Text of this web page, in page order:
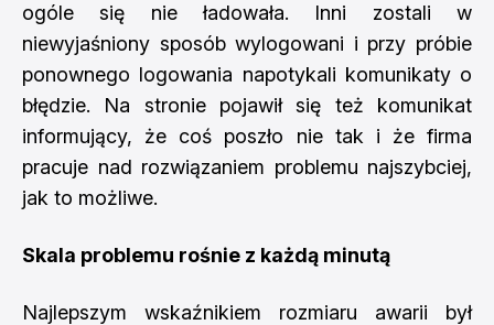
ogóle się nie ładowała. Inni zostali w
niewyjaśniony sposób wylogowani i przy próbie
ponownego logowania napotykali komunikaty o
błędzie. Na stronie pojawił się też komunikat
informujący, że coś poszło nie tak i że firma
pracuje nad rozwiązaniem problemu najszybciej,
jak to możliwe.
Skala problemu rośnie z każdą minutą
Najlepszym wskaźnikiem rozmiaru awarii był